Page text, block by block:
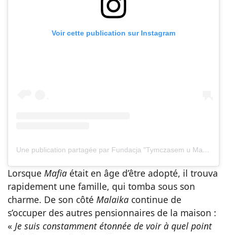
Voir cette publication sur Instagram
Une publication partagée par Fundacja "Tymczasem u Magdy" (@tymczasemumagdy)
Lorsque Mafia était en âge d’être adopté, il trouva
rapidement une famille, qui tomba sous son
charme. De son côté Malaika continue de
s’occuper des autres pensionnaires de la maison :
« Je suis constamment étonnée de voir à quel point